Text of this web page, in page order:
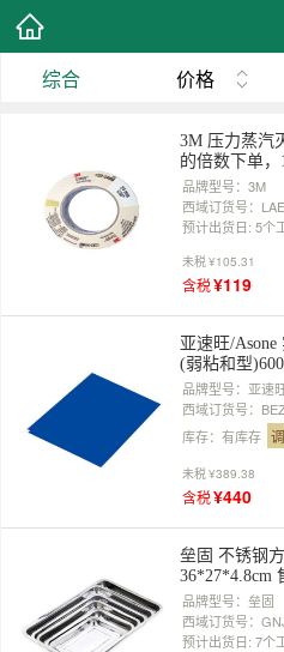
综合 价格
3M 压力蒸汽
的倍数下单
品牌型号：3M
西域订货号：
预计出货日: 5个
未税¥105.31
含税¥119
亚速旺/Asone
(弱粘和型
CC-1143-04
品牌型号：亚速
西域订货号：
库存：有库存
未税¥389.38
含税¥440
垒固 不锈钢
36*27*4.8cm
品牌型号：垒固
西域订货号：
预计出货日: 7个